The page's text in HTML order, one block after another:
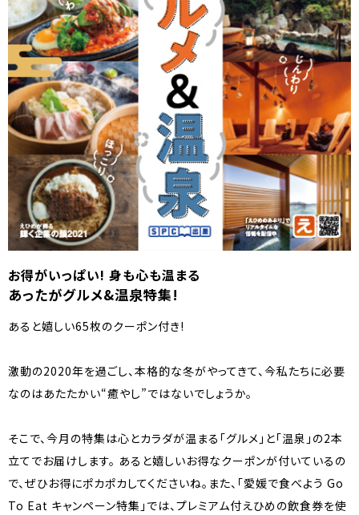
お得がいっぱい! 身も心も温まる
あったがグルメ&温泉特集!
あると嬉しい65枚のクーポン付き!
激動の2020年を過ごし、本格的な冬がやってきて、今私たちに必要
なのはあたたかい“癒やし”ではないでしょうか。
そこで、今月の特集は心とカラダが温まる「グルメ」と「温泉」の2本
立てでお届けします。 あると嬉しいお得なクーポンが付いているの
で、ぜひお得にポカポカしてくださいね。また、「愛媛で食べよう Go
To Eat キャンペーン特集」では、プレミアム付えひめの飲食券を使